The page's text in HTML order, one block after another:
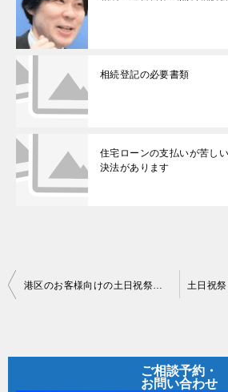
相続登記の必要書類
住宅ローンの支払いが苦し
決法があります
投
ビ
港区のお客様向けの土日祝祭日対応の司法書士事務所
ご相談予約・
お問い合わせ